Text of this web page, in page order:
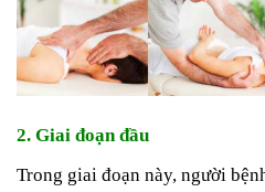
2. Giai đoạn đầu
Trong giai đoạn này, người